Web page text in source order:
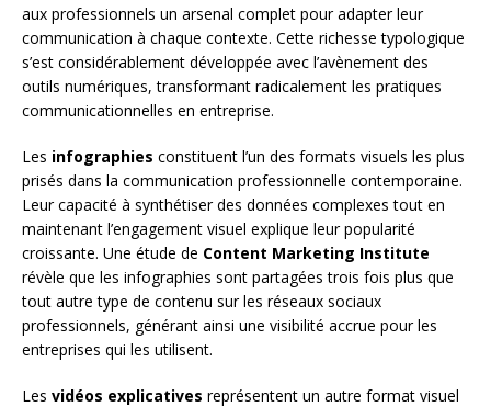
aux professionnels un arsenal complet pour adapter leur
communication à chaque contexte. Cette richesse typologique
s’est considérablement développée avec l’avènement des
outils numériques, transformant radicalement les pratiques
communicationnelles en entreprise.
Les infographies constituent l’un des formats visuels les plus
prisés dans la communication professionnelle contemporaine.
Leur capacité à synthétiser des données complexes tout en
maintenant l’engagement visuel explique leur popularité
croissante. Une étude de Content Marketing Institute
révèle que les infographies sont partagées trois fois plus que
tout autre type de contenu sur les réseaux sociaux
professionnels, générant ainsi une visibilité accrue pour les
entreprises qui les utilisent.
Les vidéos explicatives représentent un autre format visuel